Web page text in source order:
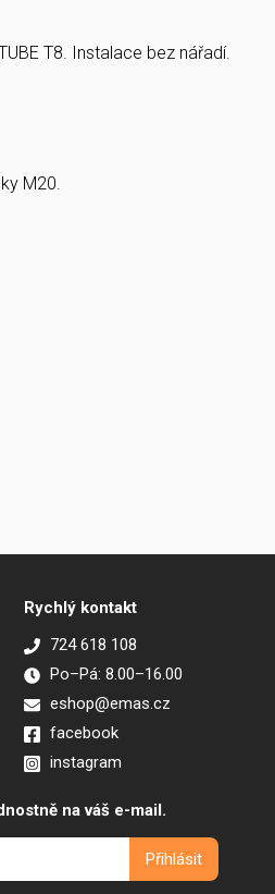
T8. Instalace bez nářadí.
M20.
Rychlý kontakt
724 618 108
Po–Pá: 8.00–16.00
eshop@emas.cz
facebook
instagram
na váš e-mail.